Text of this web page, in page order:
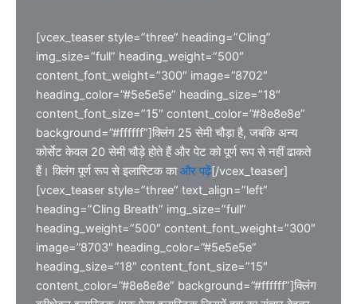
[vcex_teaser style=”three” heading=”Cling”
img_size=”full” heading_weight=”500″
content_font_weight=”300″ image=”8702″
heading_color=”#5e5e5e” heading_size=”18″
content_font_size=”15″ content_color=”#8e8e8e”
background=”#ffffff”]क्लिंग 25 सेमी चौड़ा है, जबकि अन्य
कोर्सेट केवल 20 सेमी चौड़े होते हैं और पेट को पूर्ण रूप से नहीं ढाकते
हैं। क्लिंग पूर्ण रूप से इलास्टिक काऔर पढ़ें[/vcex_teaser]
[vcex_teaser style=”three” text_align=”left”
heading=”Cling Breath” img_size=”full”
heading_weight=”500″ content_font_weight=”300″
image=”8703″ heading_color=”#5e5e5e”
heading_size=”18″ content_font_size=”15″
content_color=”#8e8e8e” background=”#ffffff”]क्लिंग